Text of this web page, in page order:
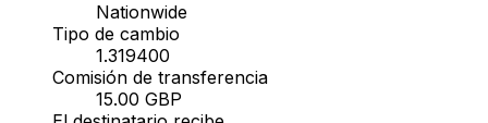
Nationwide
Tipo de cambio
1.319400
Comisión de transferencia
15.00 GBP